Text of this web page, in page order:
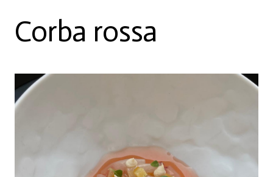
Corba rossa